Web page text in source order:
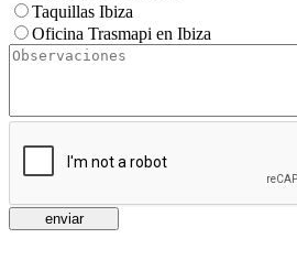
Taquillas Ibiza
Oficina Trasmapi en Ibiza